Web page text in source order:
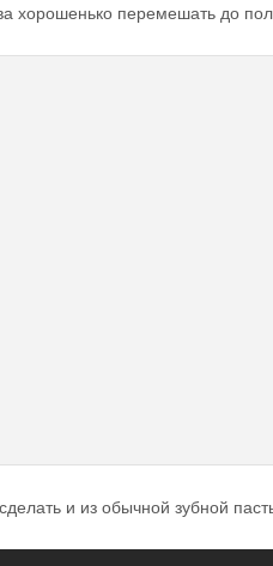
хорошенько перемешать до
и из обычной зубной